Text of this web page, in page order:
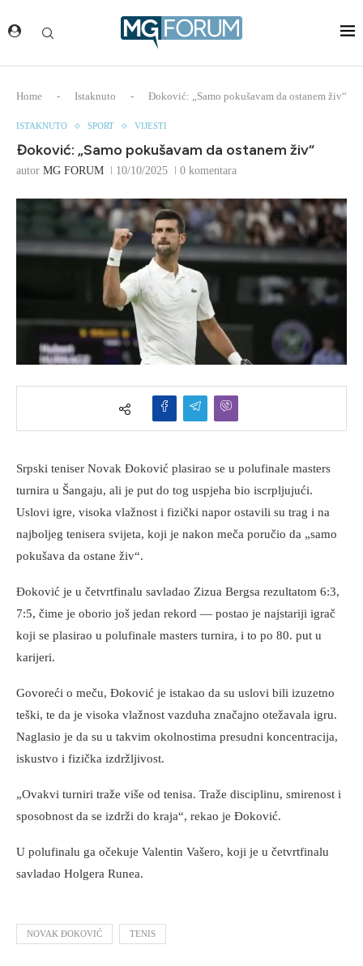
Home - Istaknuto - Đoković: „Samo pokušavam da ostanem živ“
ISTAKNUTO SPORT VIJESTI
Đoković: „Samo pokušavam da ostanem živ“
autor MG FORUM 10/10/2025 0 komentara
Srpski teniser Novak Đoković plasirao se u polufinale masters
turnira u Šangaju, ali je put do tog uspjeha bio iscrpljujući.
Uslovi igre, visoka vlažnost i fizički napor ostavili su trag i na
najboljeg tenisera svijeta, koji je nakon meča poručio da „samo
pokušava da ostane živ“.
Đoković je u četvrtfinalu savladao Zizua Bergsa rezultatom 6:3,
7:5, čime je oborio još jedan rekord — postao je najstariji igrač
koji se plasirao u polufinale masters turnira, i to po 80. put u
karijeri.
Govoreći o meču, Đoković je istakao da su uslovi bili izuzetno
teški, te da je visoka vlažnost vazduha značajno otežavala igru.
Naglasio je da su u takvim okolnostima presudni koncentracija,
iskustvo i fizička izdržljivost.
„Ovakvi turniri traže više od tenisa. Traže disciplinu, smirenost i
sposobnost da se izdrži do kraja“, rekao je Đoković.
U polufinalu ga očekuje Valentin Vašero, koji je u četvrtfinalu
savladao Holgera Runea.
NOVAK ĐOKOVIĆ TENIS